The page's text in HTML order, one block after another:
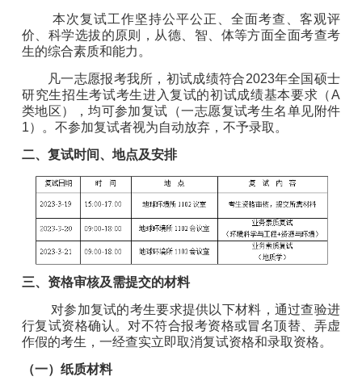
本次复试工作坚持公平公正、全面考查、客观评
价、科学选拔的原则，从德、智、体等方面全面考查考
生的综合素质和能力。
凡一志愿报考我所，初试成绩符合2023年全国硕士
研究生招生考试考生进入复试的初试成绩基本要求（A
类地区），均可参加复试（一志愿复试考生名单见附件
1）
。不参加复试者视为自动放弃，不予录取。
二、复试时间、地点及安排
三、资格审核及需提交的材料
对参加复试的考生要求提供以下材料，通过查验进
行复试资格确认。对不符合报考资格或冒名顶替、弄虚
作假的考生，一经查实立即取消复试资格和录取资格。
（一）纸质材料